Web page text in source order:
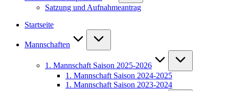
Satzung und Aufnahmeantrag
Startseite
Mannschaften
1. Mannschaft Saison 2025-2026
1. Mannschaft Saison 2024-2025
1. Mannschaft Saison 2023-2024